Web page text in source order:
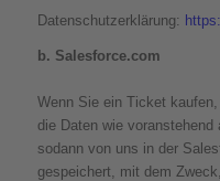
Datenschutzerklärung:
b. Salesforce.com
Wenn Sie ein Ticket
die Daten wie voranstehend
sodann von uns in der
gespeichert, mit dem